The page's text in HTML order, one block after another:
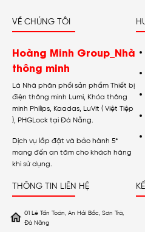
VỀ CHÚNG TÔI
Hoàng Minh Group_Nhà
thông minh
Là Nhà phân phối sản phẩm Thiết bị
điện thông minh Lumi, Khóa thông
minh Philips, Kaadas, LuVit ( Việt Tiệp
), PHGLock tại Đà Nẵng.
Dịch vụ lắp đặt và bảo hành 5*
mang đến an tâm cho khách hàng
khi sử dụng.
THÔNG TIN LIÊN HỆ
01 Lê Tấn Toán, An Hải Bắc, Sơn Trà,
Đà Nẵng